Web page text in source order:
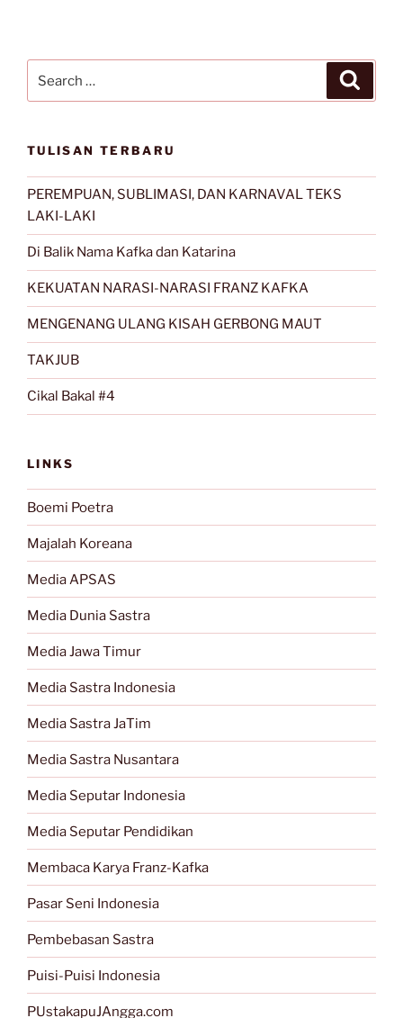
for:
TULISAN TERBARU
PEREMPUAN, SUBLIMASI, DAN KARNAVAL TEKS
LAKI-LAKI
Di Balik Nama Kafka dan Katarina
KEKUATAN NARASI-NARASI FRANZ KAFKA
MENGENANG ULANG KISAH GERBONG MAUT
TAKJUB
Cikal Bakal #4
LINKS
Boemi Poetra
Majalah Koreana
Media APSAS
Media Dunia Sastra
Media Jawa Timur
Media Sastra Indonesia
Media Sastra JaTim
Media Sastra Nusantara
Media Seputar Indonesia
Media Seputar Pendidikan
Membaca Karya Franz-Kafka
Pasar Seni Indonesia
Pembebasan Sastra
Puisi-Puisi Indonesia
PUstakapuJAngga.com